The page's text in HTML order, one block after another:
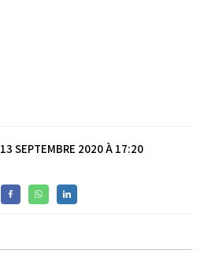
13 SEPTEMBRE 2020 À 17:20